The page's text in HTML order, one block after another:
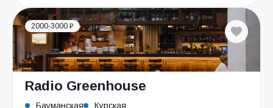
2000-3000 ₽
Radio Greenhouse
Бауманская Курская